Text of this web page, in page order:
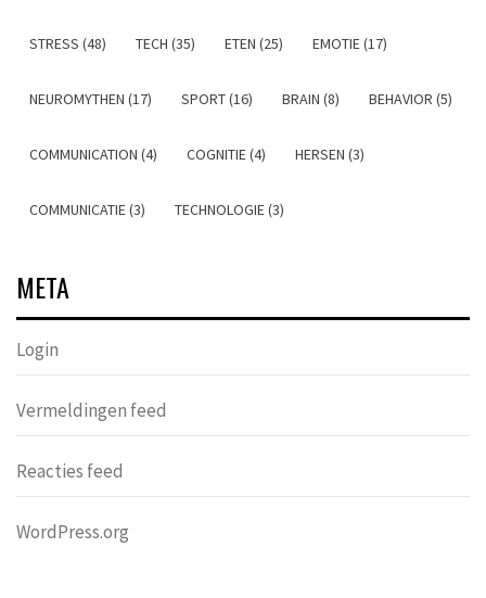
STRESS (48) TECH (35) ETEN (25) EMOTIE (17)
NEUROMYTHEN (17) SPORT (16) BRAIN (8) BEHAVIOR (5)
COMMUNICATION (4) COGNITIE (4) HERSEN (3)
COMMUNICATIE (3) TECHNOLOGIE (3)
META
Login
Vermeldingen feed
Reacties feed
WordPress.org